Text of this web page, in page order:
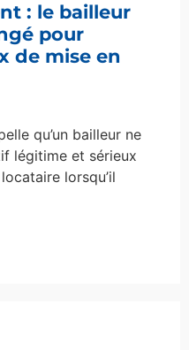
: le bailleur
pour
de mise en
qu’un bailleur ne
légitime et sérieux
lorsqu’il